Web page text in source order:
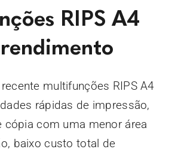
RIPS A4
multifunções RIPS A4
rápidas de impressão,
cópia com uma menor área
baixo custo total de